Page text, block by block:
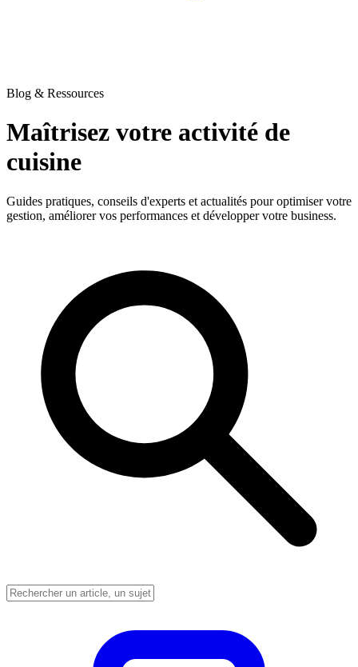
Blog & Ressources
Maîtrisez votre activité de
cuisine
Guides pratiques, conseils d'experts et actualités pour optimiser votre
gestion, améliorer vos performances et développer votre business.